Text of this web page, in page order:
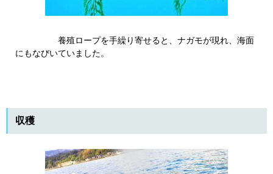
養殖ロープを手繰り寄せると、ナガモが現れ、海面
にもなびいていました。
収穫